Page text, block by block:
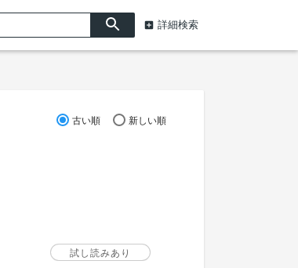
詳細検索
古い順 新しい順
試し読みあり